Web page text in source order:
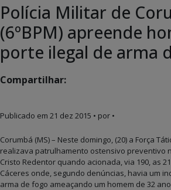
Polícia Militar de
(6ºBPM) apreende
porte ilegal de arma
Compartilhar:
Publicado em 21 dez 2015 • por •
Corumbá (MS) – Neste domingo, (20) a Força
realizava patrulhamento ostensivo preventivo
Cristo Redentor quando acionada, via 190, as
Cáceres onde, segundo denúncias, havia um
arma de fogo ameaçando um homem de 32